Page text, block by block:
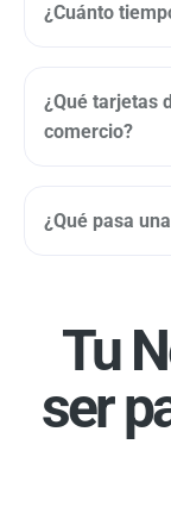
Carátula
o
Acta
Datos de
Estado de
¿Cuánto
¿Qué tarjetas
comercio?
¿Qué pasa
Tu
ser